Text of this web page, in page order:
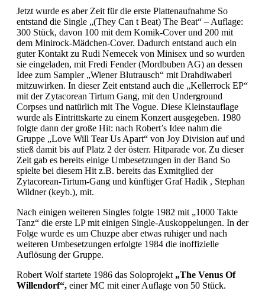
Jetzt wurde es aber Zeit für die erste Plattenaufnahme So
entstand die Single „(They Can t Beat) The Beat“ – Auflage:
300 Stück, davon 100 mit dem Komik-Cover und 200 mit
dem Minirock-Mädchen-Cover. Dadurch entstand auch ein
guter Kontakt zu Rudi Nemecek von Minisex und so wurden
sie eingeladen, mit Fredi Fender (Mordbuben AG) an dessen
Idee zum Sampler „Wiener Blutrausch“ mit Drahdiwaberl
mitzuwirken. In dieser Zeit entstand auch die „Kellerrock EP“
mit der Zytacorean Tirtum Gang, mit den Underground
Corpses und natürlich mit The Vogue. Diese Kleinstauflage
wurde als Eintrittskarte zu einem Konzert ausgegeben. 1980
folgte dann der große Hit: nach Robert’s Idee nahm die
Gruppe „Love Will Tear Us Apart“ von Joy Division auf und
stieß damit bis auf Platz 2 der österr. Hitparade vor. Zu dieser
Zeit gab es bereits einige Umbesetzungen in der Band So
spielte bei diesem Hit z.B. bereits das Exmitglied der
Zytacorean-Tirtum-Gang und künftiger Graf Hadik , Stephan
Wildner (keyb.), mit.
Nach einigen weiteren Singles folgte 1982 mit „1000 Takte
Tanz“ die erste LP mit einigen Single-Auskoppelungen. In der
Folge wurde es um Chuzpe aber etwas ruhiger und nach
weiteren Umbesetzungen erfolgte 1984 die inoffizielle
Auflösung der Gruppe.
Robert Wolf startete 1986 das Soloprojekt „The Venus Of
Willendorf“, einer MC mit einer Auflage von 50 Stück.